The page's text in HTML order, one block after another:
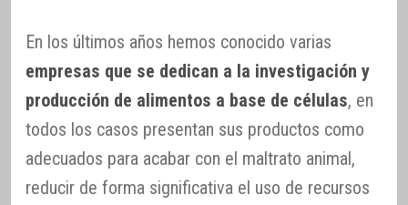
En los últimos años hemos conocido varias
empresas que se dedican a la investigación y
producción de alimentos a base de células, en
todos los casos presentan sus productos como
adecuados para acabar con el maltrato animal,
reducir de forma significativa el uso de recursos